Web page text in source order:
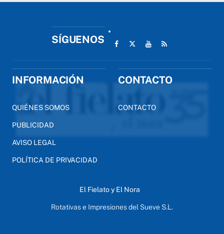
SÍGUENOS
INFORMACIÓN
QUIÉNES SOMOS
PUBLICIDAD
AVISO LEGAL
POLÍTICA DE PRIVACIDAD
CONTACTO
CONTACTO
El Fielato y El Nora
Rotativas e Impresiones del Sueve S.L.